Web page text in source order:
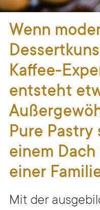
Wenn
Kaffee-
entsteht
Pure
einem
einer
Mit der